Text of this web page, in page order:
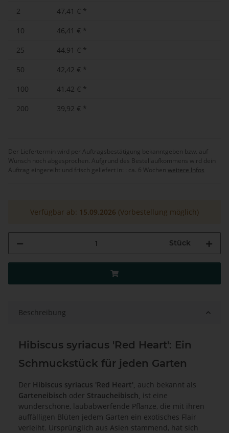
2
47,41 € *
10
46,41 € *
25
44,91 € *
50
42,42 € *
100
41,42 € *
200
39,92 € *
Der Liefertermin wird per Auftragsbestätigung bekanntgeben bzw. auf
Wunsch noch abgesprochen. Aufgrund des Bestellaufkommens wird dein
Auftrag eingereiht und frisch geliefert in: : ca. 6 Wochen weitere Infos
Verfügbar ab: 15.09.2026 (Vorbestellung möglich)
Stück
Beschreibung
Hibiscus syriacus 'Red Heart': Ein
Schmuckstück für jeden Garten
Der Hibiscus syriacus 'Red Heart', auch bekannt als
Garteneibisch oder Straucheibisch, ist eine
wunderschöne, laubabwerfende Pflanze, die mit ihren
auffälligen Blüten jedem Garten ein exotisches Flair
verleiht. Ursprünglich aus Asien stammend, hat sich